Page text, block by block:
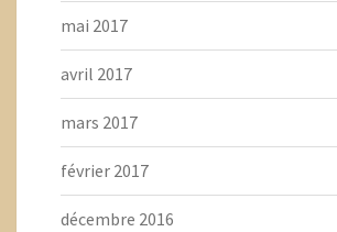
mai 2017
avril 2017
mars 2017
février 2017
décembre 2016